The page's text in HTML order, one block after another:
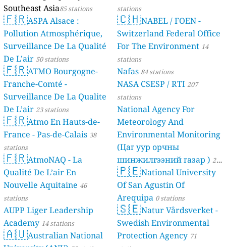
Southeast Asia85 stations
🇫🇷ASPA Alsace :
Pollution Atmosphérique,
Surveillance De La Qualité
De L’air 50 stations
🇫🇷ATMO Bourgogne-
Franche-Comté -
Surveillance De La Qualite
De L’air 23 stations
🇫🇷Atmo En Hauts-de-
France - Pas-de-Calais 38
stations
🇫🇷AtmoNAQ - La
Qualité De L’air En
Nouvelle Aquitaine 46
stations
AUPP Liger Leadership
Academy 14 stations
🇦🇺Australian National
stations
🇨🇭NABEL / FOEN -
Switzerland Federal Office
For The Environment 14
stations
Nafas 84 stations
NASA CSESP / RTI 207
stations
National Agency For
Meteorology And
Environmental Monitoring
(Цаг уур орчны
шинжилгээний газар ) 21
stations
🇵🇪National University
Of San Agustin Of
Arequipa 0 stations
🇸🇪Natur Vårdsverket -
Swedish Environmental
Protection Agency 71